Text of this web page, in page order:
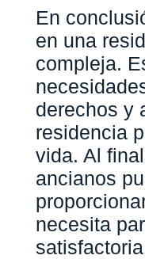
En
en una
compleja.
derechos y
residencia
vida. Al
ancianos
necesita